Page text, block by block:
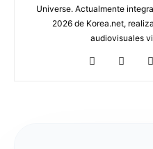
Universe. Actualmente
2026 de Korea.net,
audiovisuales